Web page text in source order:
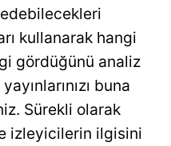
kullanarak hangi
gördüğünü analiz
buna
Sürekli olarak
izleyicilerin ilgisini